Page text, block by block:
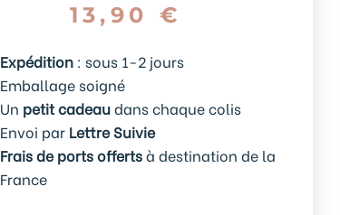
13,90 €
Expédition: sous 1-2 jours
Emballage soigné
Un petit cadeaudans chaque colis
Envoi par Lettre Suivie
Frais de ports offertsà destination de la
France